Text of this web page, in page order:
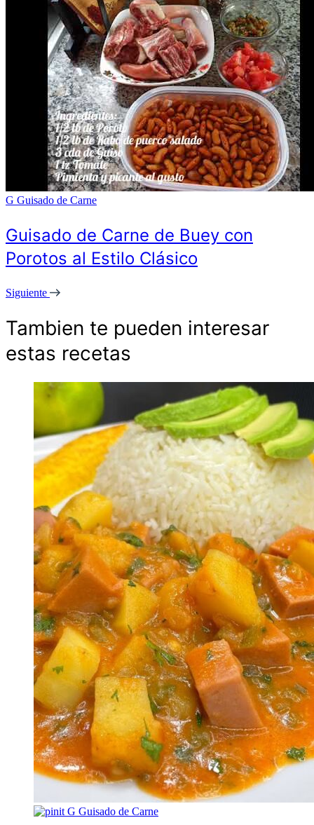
G Guisado de Carne
Guisado de Carne de Buey con
Porotos al Estilo Clásico
Siguiente
Tambien te pueden interesar
estas recetas
G Guisado de Carne